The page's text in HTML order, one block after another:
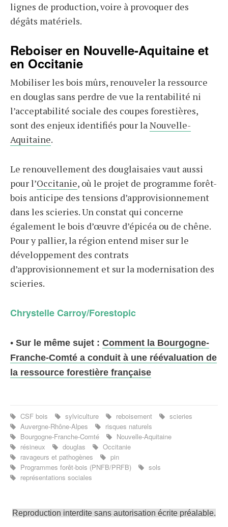
lignes de production, voire à provoquer des
dégâts matériels.
Reboiser en Nouvelle-Aquitaine et
en Occitanie
Mobiliser les bois mûrs, renouveler la ressource
en douglas sans perdre de vue la rentabilité ni
l’acceptabilité sociale des coupes forestières,
sont des enjeux identifiés pour laNouvelle-
Aquitaine.
Le renouvellement des douglaisaies vaut aussi
pour l’Occitanie, où le projet de programme forêt-
bois anticipe des tensions d’approvisionnement
dans les scieries. Un constat qui concerne
également le bois d’œuvre d’épicéa ou de chêne.
Pour y pallier, la région entend miser sur le
développement des contrats
d’approvisionnement et sur la modernisation des
scieries.
Chrystelle Carroy/Forestopic
• Sur le même sujet : Comment la Bourgogne-
Franche-Comté a conduit à une réévaluation de
la ressource forestière française
CSF bois sylviculture reboisement
scieries
Auvergne-Rhône-Alpes
risques naturels
Bourgogne-Franche-Comté
Nouvelle-Aquitaine
résineux
douglas
Occitanie
ravageurs et pathogènes
pin
Programmes forêt-bois (PNFB/PRFB)
sols
représentations sociales
Reproduction interdite sans autorisation écrite préalable.